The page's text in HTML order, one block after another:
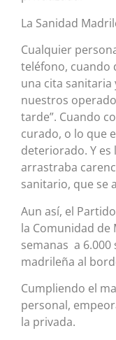
La Sanidad
Cualquier
teléfono, cuando
una cita sanitaria
nuestros
tarde”. Cuando
curado, o lo que
deteriorado. Y es
arrastraba
sanitario, que se
Aun así, el
la Comunidad de
semanas a
madrileña al
Cumpliendo el
personal,
la privada.